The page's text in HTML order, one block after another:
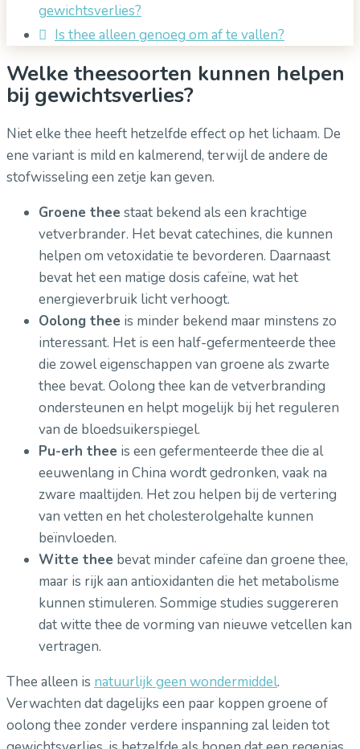
gewichtsverlies?
Is thee alleen genoeg om af te vallen?
Welke theesoorten kunnen helpen
bij gewichtsverlies?
Niet elke thee heeft hetzelfde effect op het lichaam. De
ene variant is mild en kalmerend, terwijl de andere de
stofwisseling een zetje kan geven.
Groene thee staat bekend als een krachtige
vetverbrander. Het bevat catechines, die kunnen
helpen om vetoxidatie te bevorderen. Daarnaast
bevat het een matige dosis cafeïne, wat het
energieverbruik licht verhoogt.
Oolong thee is minder bekend maar minstens zo
interessant. Het is een half-gefermenteerde thee
die zowel eigenschappen van groene als zwarte
thee bevat. Oolong thee kan de vetverbranding
ondersteunen en helpt mogelijk bij het reguleren
van de bloedsuikerspiegel.
Pu-erh thee is een gefermenteerde thee die al
eeuwenlang in China wordt gedronken, vaak na
zware maaltijden. Het zou helpen bij de vertering
van vetten en het cholesterolgehalte kunnen
beïnvloeden.
Witte thee bevat minder cafeïne dan groene thee,
maar is rijk aan antioxidanten die het metabolisme
kunnen stimuleren. Sommige studies suggereren
dat witte thee de vorming van nieuwe vetcellen kan
vertragen.
Thee alleen is natuurlijk geen wondermiddel.
Verwachten dat dagelijks een paar koppen groene of
oolong thee zonder verdere inspanning zal leiden tot